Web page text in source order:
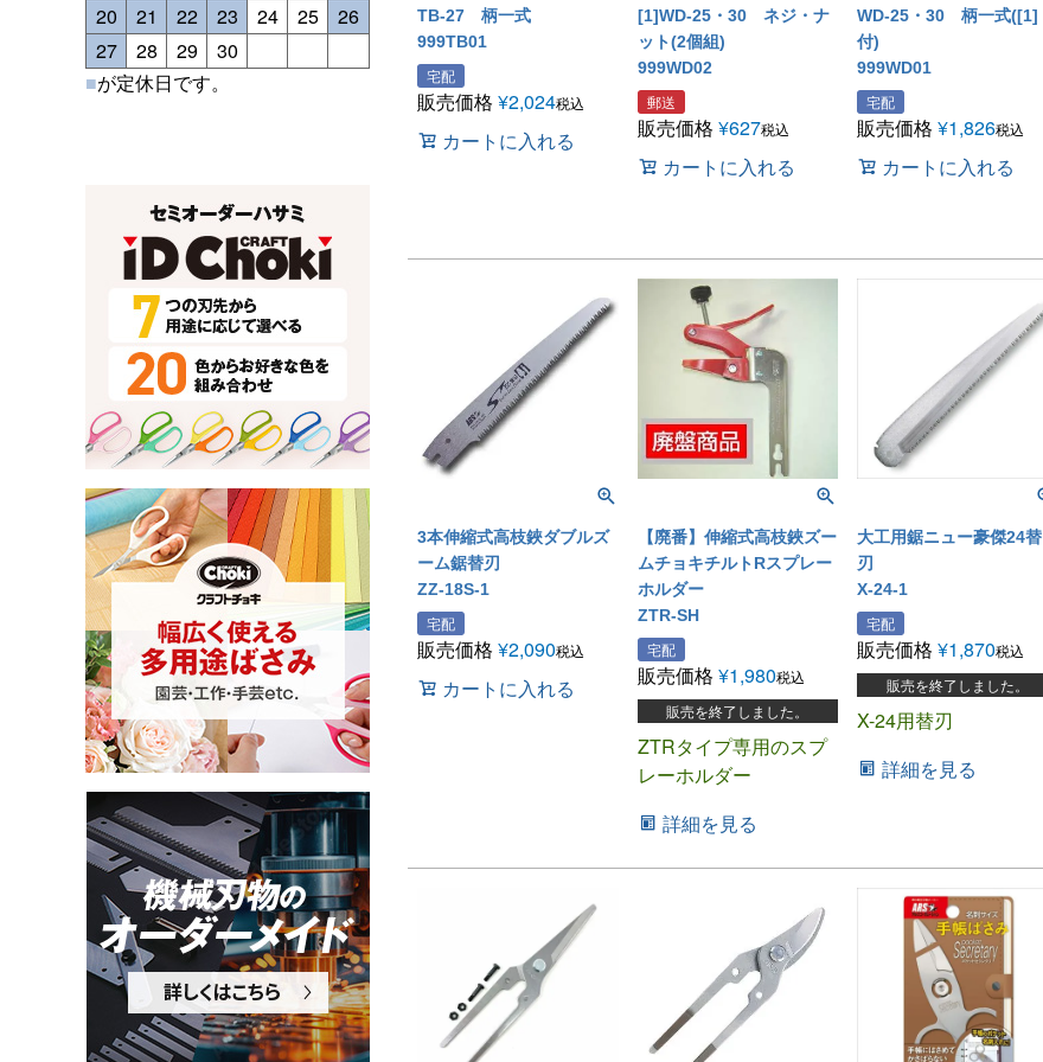
20
21 22 23 24 25
26
27
28 29
30
■が定休日です。
TB-27 柄一式
999TB01
宅配
販売価格 ¥2,024税込
カートに入れる
[1]WD-25・30 ネジ・ナ
ット(2個組)
999WD02
郵送
販売価格 ¥627税込
カートに入れる
WD-25・30 柄一式([1]
付)
999WD01
宅配
販売価格 ¥1,826税込
カートに入れる
3本伸縮式高枝鋏ダブルズ
ーム鋸替刃
ZZ-18S-1
宅配
販売価格 ¥2,090税込
カートに入れる
【廃番】伸縮式高枝鋏ズー
ムチョキチルトRスプレー
ホルダー
ZTR-SH
宅配
販売価格 ¥1,980税込
販売を終了しました。
ZTRタイプ専用のスプ
レーホルダー
詳細を見る
大工用鋸ニュー豪傑24替
刃
X-24-1
宅配
販売価格 ¥1,870税込
販売を終了しました。
X-24用替刃
詳細を見る